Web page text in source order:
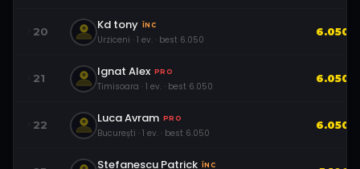
20 Kd tony ÎNC
Urziceni · 1 ev. · best 6.050
6.050
21 Ignat Alex PRO
Timisoara · 1 ev. · best 6.050
6.050
22 Luca Avram PRO
București · 1 ev. · best 6.050
6.050
Stefanescu Patrick ÎNC